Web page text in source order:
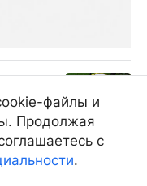
файлы и
Продолжая
с
.